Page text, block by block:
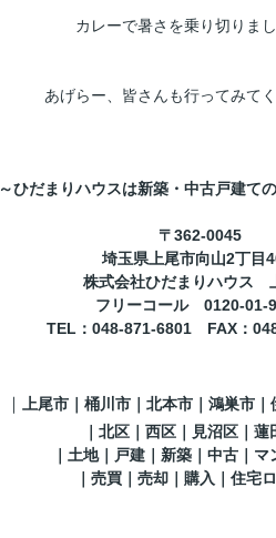
カレーで暑さを乗り切りまし
あげらー、皆さんも行ってみて
～ひだまりハウスは新築・中古戸建て
〒362-0045
埼玉県上尾市向山2丁目
株式会社ひだまりハウス
フリーコール 0120-01-
TEL ：048-871-6801 FAX ：
｜ 上尾市｜桶川市｜北本市｜鴻巣市｜
北区 ｜西区｜見沼区 ｜
｜土地｜戸建｜新築｜中古｜マ
｜売買｜売却｜購入｜住宅ロ